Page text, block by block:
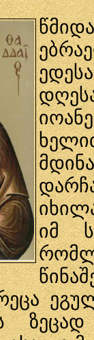
იმ